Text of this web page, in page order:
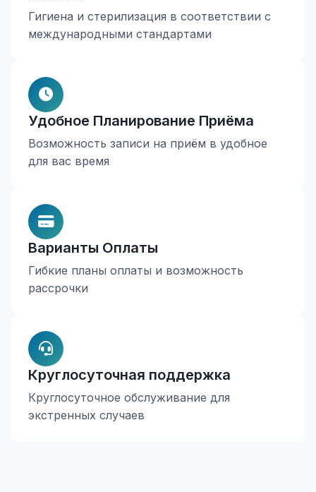
Гигиена и стерилизация в соответствии с
международными стандартами
Удобное Планирование Приёма
Возможность записи на приём в удобное
для вас время
Варианты Оплаты
Гибкие планы оплаты и возможность
рассрочки
Круглосуточная поддержка
Круглосуточное обслуживание для
экстренных случаев